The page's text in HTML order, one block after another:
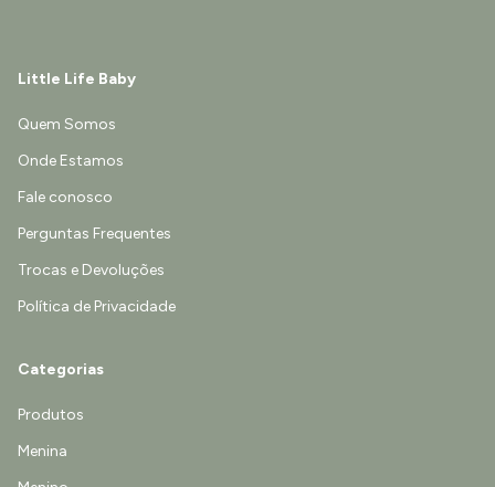
Little Life Baby
Quem Somos
Onde Estamos
Fale conosco
Perguntas Frequentes
Trocas e Devoluções
Política de Privacidade
Categorias
Produtos
Menina